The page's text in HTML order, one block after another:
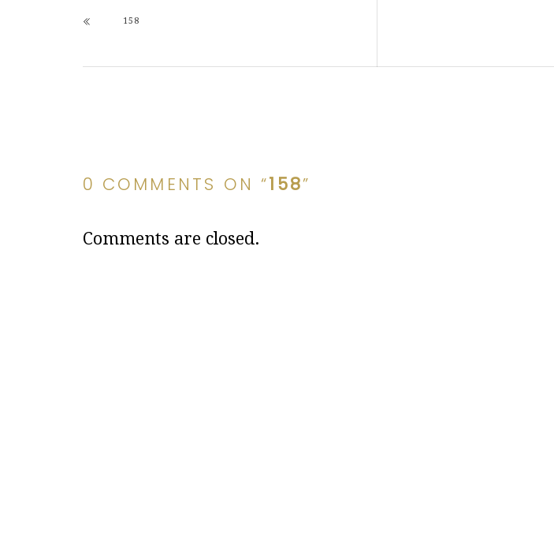
158
0 COMMENTS ON “158”
Comments are closed.